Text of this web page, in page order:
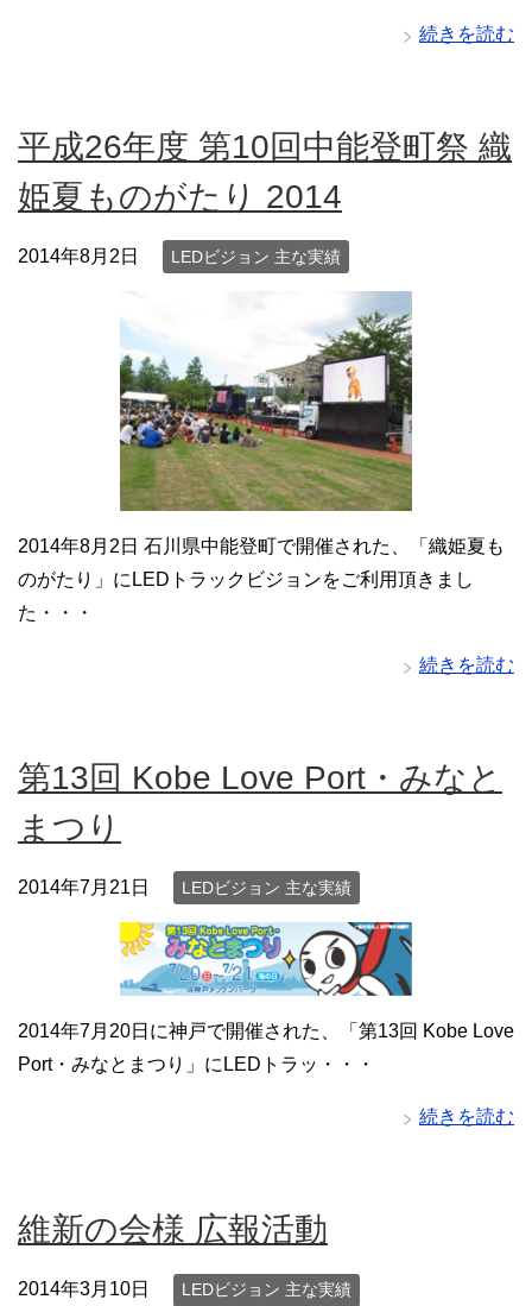
続きを読む
平成26年度 第10回中能登町祭 織
姫夏ものがたり 2014
2014年8月2日 LEDビジョン 主な実績
2014年8月2日 石川県中能登町で開催された、「織姫夏も
のがたり」にLEDトラックビジョンをご利用頂きまし
た・・・
続きを読む
第13回 Kobe Love Port・みなと
まつり
2014年7月21日 LEDビジョン 主な実績
2014年7月20日に神戸で開催された、「第13回 Kobe Love
Port・みなとまつり」にLEDトラッ・・・
続きを読む
維新の会様 広報活動
2014年3月10日 LEDビジョン 主な実績